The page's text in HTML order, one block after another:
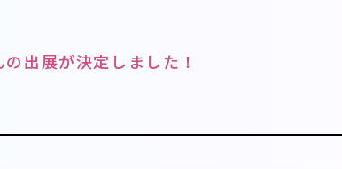
の出展が決定しました！